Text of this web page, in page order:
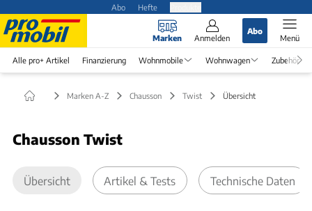
Abo Hefte
Marken Anmelden
Abo
Menü
Alle pro+ Artikel Finanzierung Wohnmobile Wohnwagen Zubehör
Marken A-Z Chausson Twist Übersicht
Chausson Twist
Übersicht Artikel & Tests Technische Daten